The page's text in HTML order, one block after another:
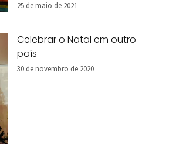
25 de maio de 2021
Celebrar o Natal em outro
país
30 de novembro de 2020